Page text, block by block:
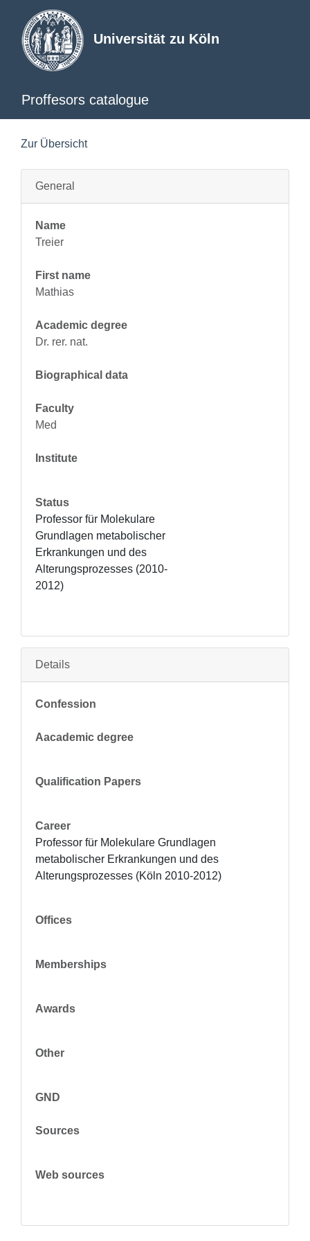
Universität zu Köln
Proffesors catalogue
Zur Übersicht
General
Name
Treier
First name
Mathias
Academic degree
Dr. rer. nat.
Biographical data
Faculty
Med
Institute
Status
Professor für Molekulare
Grundlagen metabolischer
Erkrankungen und des
Alterungsprozesses (2010-
2012)
Details
Confession
Aacademic degree
Qualification Papers
Career
Professor für Molekulare Grundlagen
metabolischer Erkrankungen und des
Alterungsprozesses (Köln 2010-2012)
Offices
Memberships
Awards
Other
GND
Sources
Web sources